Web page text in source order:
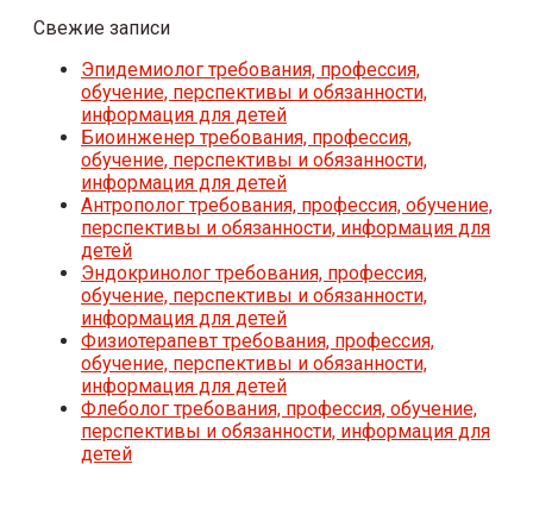
Свежие записи
Эпидемиолог требования, профессия,
обучение, перспективы и обязанности,
информация для детей
Биоинженер требования, профессия,
обучение, перспективы и обязанности,
информация для детей
Антрополог требования, профессия, обучение,
перспективы и обязанности, информация для
детей
Эндокринолог требования, профессия,
обучение, перспективы и обязанности,
информация для детей
Физиотерапевт требования, профессия,
обучение, перспективы и обязанности,
информация для детей
Флеболог требования, профессия, обучение,
перспективы и обязанности, информация для
детей